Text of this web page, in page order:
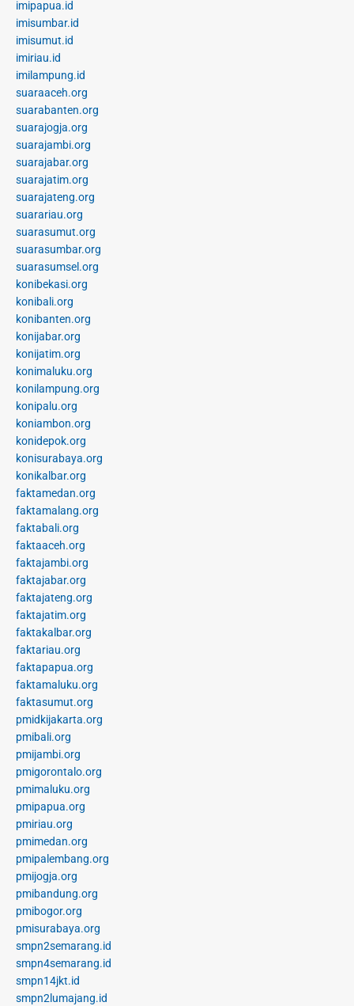
imipapua.id
imisumbar.id
imisumut.id
imiriau.id
imilampung.id
suaraaceh.org
suarabanten.org
suarajogja.org
suarajambi.org
suarajabar.org
suarajatim.org
suarajateng.org
suarariau.org
suarasumut.org
suarasumbar.org
suarasumsel.org
konibekasi.org
konibali.org
konibanten.org
konijabar.org
konijatim.org
konimaluku.org
konilampung.org
konipalu.org
koniambon.org
konidepok.org
konisurabaya.org
konikalbar.org
faktamedan.org
faktamalang.org
faktabali.org
faktaaceh.org
faktajambi.org
faktajabar.org
faktajateng.org
faktajatim.org
faktakalbar.org
faktariau.org
faktapapua.org
faktamaluku.org
faktasumut.org
pmidkijakarta.org
pmibali.org
pmijambi.org
pmigorontalo.org
pmimaluku.org
pmipapua.org
pmiriau.org
pmimedan.org
pmipalembang.org
pmijogja.org
pmibandung.org
pmibogor.org
pmisurabaya.org
smpn2semarang.id
smpn4semarang.id
smpn14jkt.id
smpn2lumajang.id